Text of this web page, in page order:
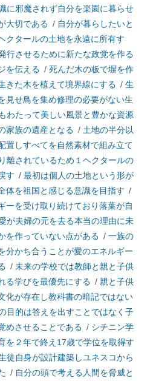
に邪魔されず自分を楽園に暮らせ
大切である / 自分が暮らしたいと
クタールの土地を永遠に所有す
行させるために新たな政党を作る
を伝える / 死んだ木の板で塀を作
きた木を植えて境界線にする / 生
見せ鳥を集め修理の必要がない生
わたって美しい風景と豊かな資源
家族の遺産となる / 土地の半分以
置しすべてを自然素材で組み立て
離されているため１ヘクタールの
す / 最初は個人の土地という形が
体を祖国と感じる意識を目指す /
ーを受け取り続けており落葉が自
が夫婦の元を去る本当の理由に未
を作っていない点がある / 一族の
分かち合うことが愛のエネルギー
/ 未来の学校では教師と親と子供
る学びを最優先にする / 親と子供
化が存在し教科書の暗記ではない
目的は答えを出すことではなく子
めさせることである / シチニン学
を２年で終え17歳で学位を取得す
徒自身が設計建築しユネスコから
/ 自分の頭で考える人間を脅威と